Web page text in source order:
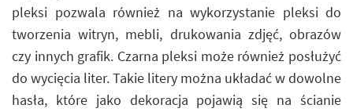
pleksi pozwala również na wykorzystanie pleksi do
tworzenia witryn, mebli, drukowania zdjęć, obrazów
czy innych grafik. Czarna pleksi może również posłużyć
do wycięcia liter. Takie litery można układać w dowolne
hasła, które jako dekoracja pojawią się na ścianie